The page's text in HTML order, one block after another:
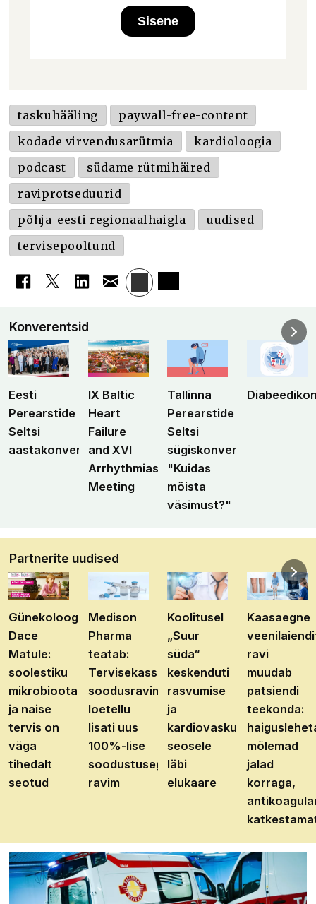
Sisene
taskuhääling
paywall-free-content
kodade virvendusarütmia
kardioloogia
podcast
südame rütmihäired
raviprotseduurid
põhja-eesti regionaalhaigla
uudised
tervisepooltund
Konverentsid
Eesti
Perearstide
Seltsi
aastakonverents
IX Baltic
Heart
Failure
and XVI
Arrhythmias
Meeting
Tallinna
Perearstide
Seltsi
sügiskonverents
"Kuidas
mõista
väsimust?"
Partnerite uudised
Günekoloog
Dace
Matule:
soolestiku
mikrobioota
ja naise
tervis on
väga
tihedalt
seotud
Medison
Pharma
teatab:
Tervisekassa
soodusravimite
loetellu
lisati uus
100%-lise
soodustusega
ravim
Koolitusel
„Suur
süda“
keskenduti
rasvumise
ja
kardiovaskulaarhaiguste
seosele
läbi
elukaare
Kaasaegne
ravi
muudab
patsiendi
teekonda:
mõlemad
jalad
korraga,